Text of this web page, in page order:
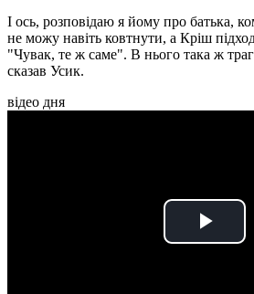
І ось, розповідаю я йому про батька,
не можу навіть ковтнути, а Кріш
"Чувак, те ж саме". В нього така ж
сказав Усик.
відео дня
Play